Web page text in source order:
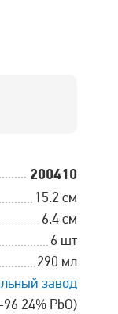
200410
15.2 см
6.4 см
6 шт
290 мл
завод
24% PbO)